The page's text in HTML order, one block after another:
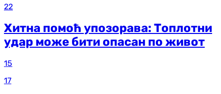
22
Хитна помоћ упозорава: Топлотни
удар може бити опасан по живот
15
17